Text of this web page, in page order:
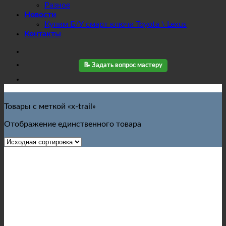
Разное
Новости
Купим Б/У смарт ключи Toyota \ Lexus
Контакты
📝 Задать вопрос мастеру
Товары с меткой «x-trail»
Отображение единственного товара